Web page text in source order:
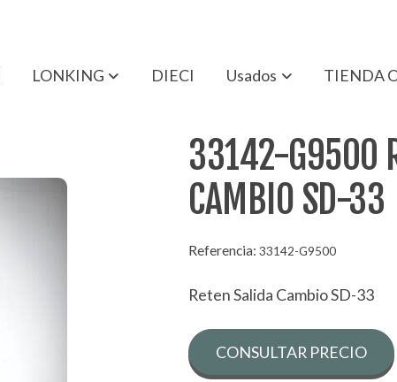
LONKING DIECI Usados TIENDA
33142-G9500
CAMBIO SD-33
Referencia:33142-G9500
Reten Salida Cambio SD-33
CONSULTAR PRECIO